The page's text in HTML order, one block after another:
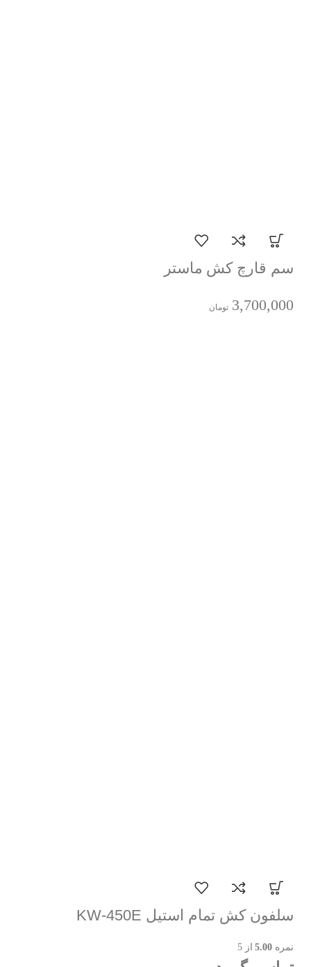
سم قارچ کش ماستر
3,700,000 تومان
سلفون کش تمام استیل KW-450E
نمره 5.00از 5